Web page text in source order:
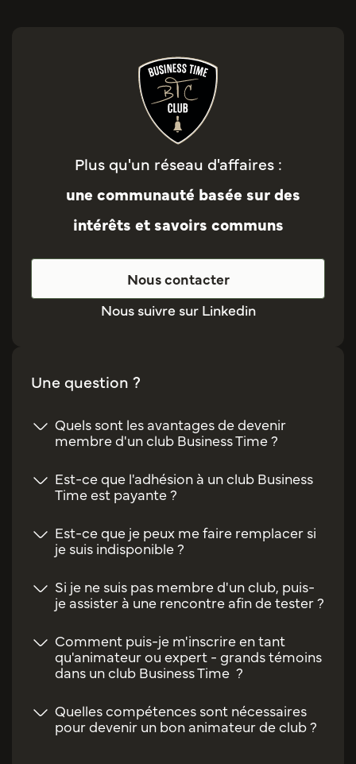
Plus qu'un réseau d'affaires :
une communauté basée sur des
intérêts et savoirs communs
Nous contacter
Nous suivre sur Linkedin
Une question ?
Quels sont les avantages de devenir
membre d'un club Business Time ?
Est-ce que l'adhésion à un club Business
Time est payante ?
Est-ce que je peux me faire remplacer si
je suis indisponible ?
Si je ne suis pas membre d'un club, puis-
je assister à une rencontre afin de tester ?
Comment puis-je m'inscrire en tant
qu'animateur ou expert - grands témoins
dans un club Business Time ?
Quelles compétences sont nécessaires
pour devenir un bon animateur de club ?